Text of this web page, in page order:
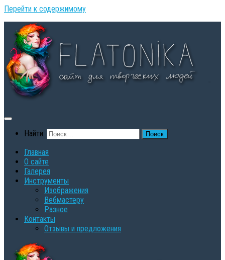
Перейти к содержимому
Найти:
Главная
О сайте
Галерея
Инструменты
Изображения
Вебмастеру
Разное
Контакты
Oтзывы и предложения